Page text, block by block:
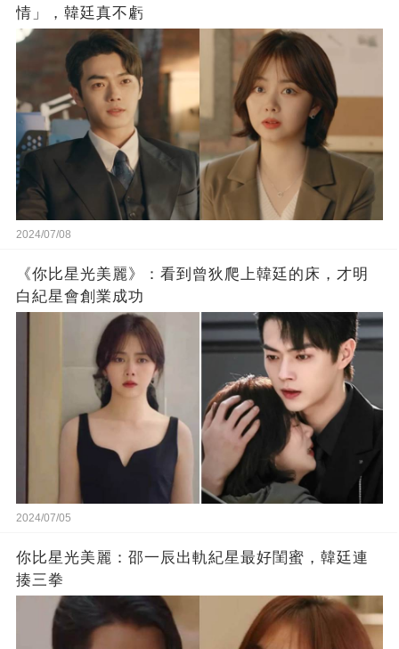
情」，韓廷真不虧
2024/07/08
《你比星光美麗》：看到曾狄爬上韓廷的床，才明
白紀星會創業成功
2024/07/05
你比星光美麗：邵一辰出軌紀星最好閨蜜，韓廷連
揍三拳